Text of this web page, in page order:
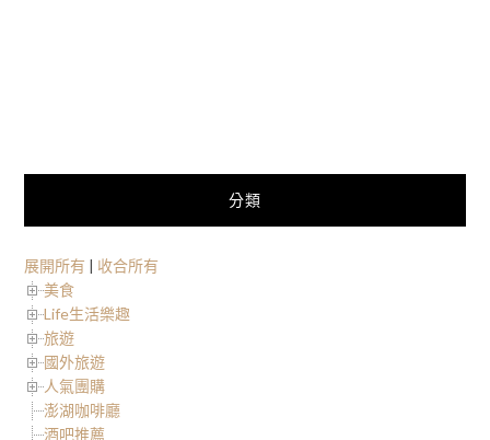
分類
展開所有 | 收合所有
美食
Life生活樂趣
旅遊
國外旅遊
人氣團購
澎湖咖啡廳
酒吧推薦